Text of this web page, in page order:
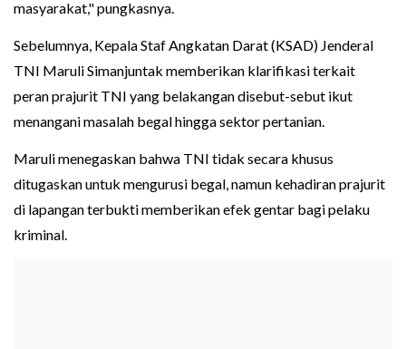
masyarakat," pungkasnya.
Sebelumnya, Kepala Staf Angkatan Darat (KSAD) Jenderal
TNI Maruli Simanjuntak memberikan klarifikasi terkait
peran prajurit TNI yang belakangan disebut-sebut ikut
menangani masalah begal hingga sektor pertanian.
Maruli menegaskan bahwa TNI tidak secara khusus
ditugaskan untuk mengurusi begal, namun kehadiran prajurit
di lapangan terbukti memberikan efek gentar bagi pelaku
kriminal.